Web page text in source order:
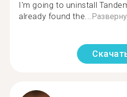
I'm going to uninstall
already found the...